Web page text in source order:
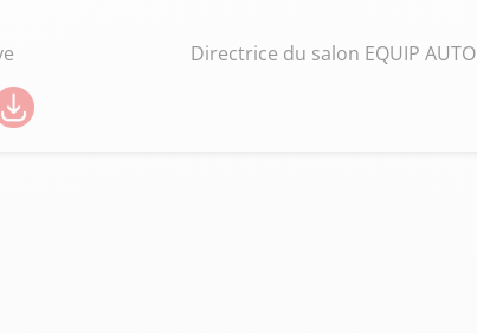
Directrice du salon EQUIP AUTO